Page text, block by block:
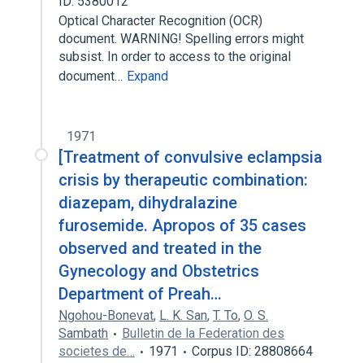
Optical Character Recognition (OCR)
document. WARNING! Spelling errors might
subsist. In order to access to the original
document… Expand
1971
[Treatment of convulsive eclampsia
crisis by therapeutic combination:
diazepam, dihydralazine
furosemide. Apropos of 35 cases
observed and treated in the
Gynecology and Obstetrics
Department of Preah…
Ngohou-Bonevat, L. K. San, T. To, O. S.
Sambath
Bulletin de la Federation des
societes de…
1971 Corpus ID: 28808664